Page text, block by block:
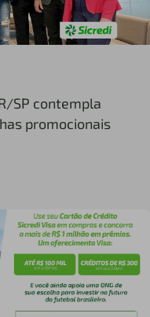
SP contempla
promocionais